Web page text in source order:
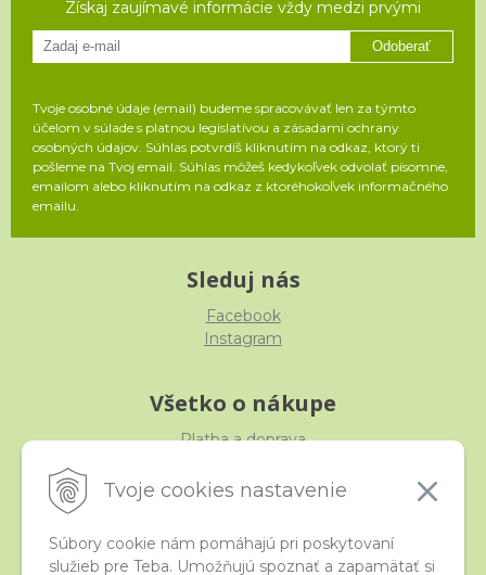
Tvoje cookies nastavenie
Súbory cookie nám pomáhajú pri poskytovaní
služieb pre Teba. Umožňujú spoznať a zapamätať si
Získaj zaujímavé informácie vždy medzi prvými
Odoberať
Tvoje osobné údaje (email) budeme spracovávať len za týmto
účelom v súlade s platnou legislatívou a zásadami ochrany
osobných údajov. Súhlas potvrdíš kliknutím na odkaz, ktorý ti
pošleme na Tvoj email. Súhlas môžeš kedykoľvek odvolať písomne,
emailom alebo kliknutím na odkaz z ktoréhokoľvek informačného
emailu.
Sleduj nás
Facebook
Instagram
Všetko o nákupe
Platba a doprava
Obchodné podmienky